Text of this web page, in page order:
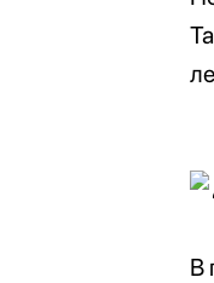
В